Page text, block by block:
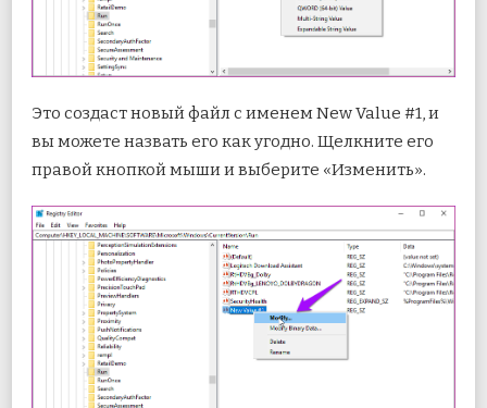
Это создаст новый файл с именем New Value #1, и
вы можете назвать его как угодно. Щелкните его
правой кнопкой мыши и выберите «Изменить».